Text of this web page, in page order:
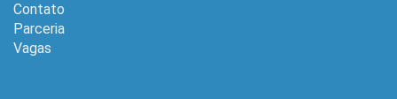
Contato
Parceria
Vagas